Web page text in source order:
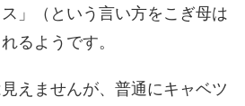
」（という言い方をこぎ母は
るようです。
えませんが、普通にキャベツ